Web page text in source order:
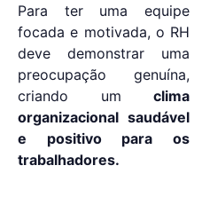
Para ter uma equipe
focada e motivada, o RH
deve demonstrar uma
preocupação genuína,
criando um clima
organizacional saudável
e positivo para os
trabalhadores.